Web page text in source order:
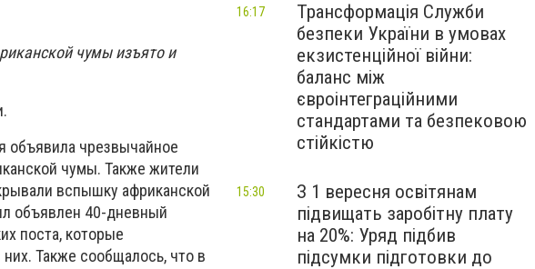
чумы изъято и
объявила чрезвычайное
чумы. Также жители
вспышку африканской
объявлен 40-дневный
поста, которые
Также сообщалось, что в
Трансформація Служби
безпеки України в умовах
екзистенційної війни:
баланс між
євроінтеграційними
стандартами та безпековою
стійкістю
16:17
З 1 вересня освітянам
підвищать заробітну плату
на 20%: Уряд підбив
підсумки підготовки до
15:30